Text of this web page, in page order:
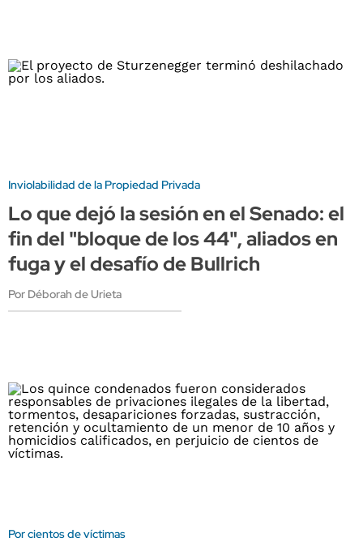
Inviolabilidad de la Propiedad Privada
Lo que dejó la sesión en el Senado: el
fin del "bloque de los 44", aliados en
fuga y el desafío de Bullrich
Por Déborah de Urieta
Por cientos de víctimas